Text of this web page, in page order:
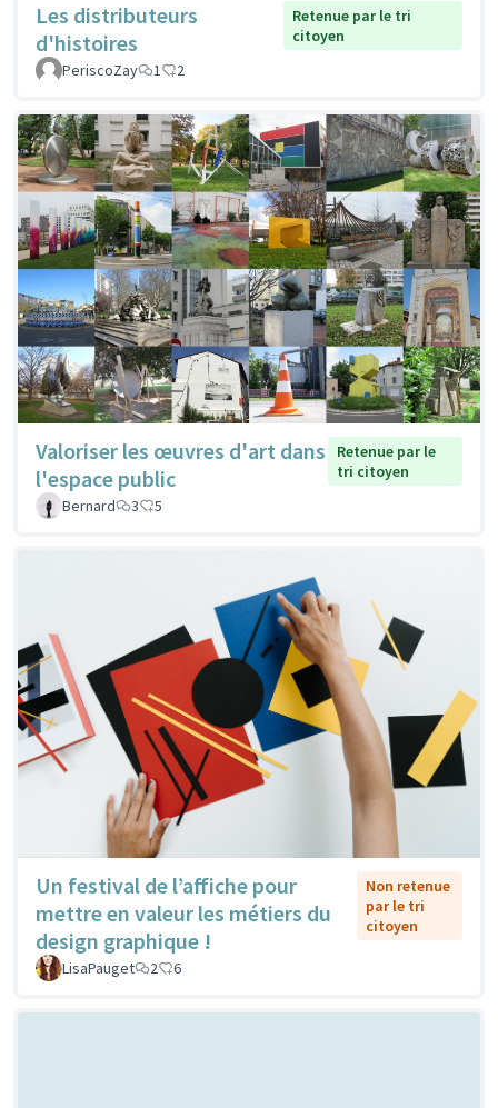
Les distributeurs
d'histoires
Retenue par le tri
citoyen
PeriscoZay
1 2
Valoriser les œuvres d'art dans
l'espace public
Retenue par le
tri citoyen
Bernard
3 5
Un festival de l’affiche pour
mettre en valeur les métiers du
design graphique !
Non retenue
par le tri
citoyen
LisaPauget 2 6